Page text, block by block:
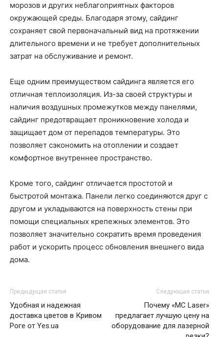
морозов и других неблагоприятных факторов
окружающей среды. Благодаря этому, сайдинг
сохраняет свой первоначальный вид на протяжении
длительного времени и не требует дополнительных
затрат на обслуживание и ремонт.
Еще одним преимуществом сайдинга является его
отличная теплоизоляция. Из-за своей структуры и
наличия воздушных промежутков между панелями,
сайдинг предотвращает проникновение холода и
защищает дом от перепадов температуры. Это
позволяет сэкономить на отоплении и создает
комфортное внутреннее пространство.
Кроме того, сайдинг отличается простотой и
быстротой монтажа. Панели легко соединяются друг с
другом и укладываются на поверхность стены при
помощи специальных крепежных элементов. Это
позволяет значительно сократить время проведения
работ и ускорить процесс обновления внешнего вида
дома.
Предыдущая статья
Удобная и надежная
доставка цветов в Кривом
Роге от Yes.ua
Следующая статья
Почему «MC Laser»
предлагает лучшую цену на
оборудование для лазерной